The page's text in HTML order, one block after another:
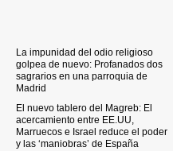
La impunidad del odio religioso
golpea de nuevo: Profanados dos
sagrarios en una parroquia de
Madrid
El nuevo tablero del Magreb: El
acercamiento entre EE.UU,
Marruecos e Israel reduce el poder
y las ‘maniobras’ de España